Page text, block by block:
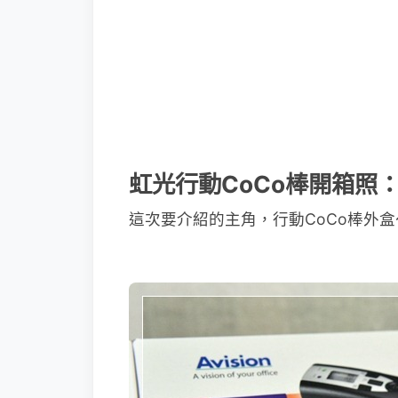
虹光行動CoCo棒開箱照
這次要介紹的主角，行動CoCo棒外